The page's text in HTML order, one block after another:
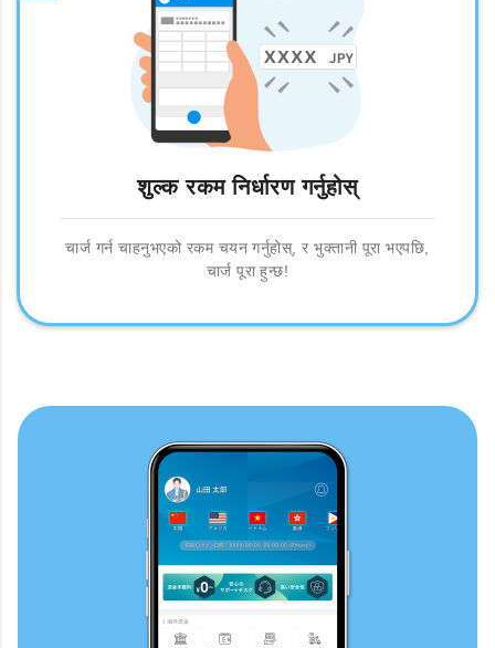
शुल्क रकम निर्धारण गर्नुहोस्
चार्ज गर्न चाहनुभएको रकम चयन गर्नुहोस्, र भुक्तानी पूरा भएपछि,
चार्ज पूरा हुन्छ!